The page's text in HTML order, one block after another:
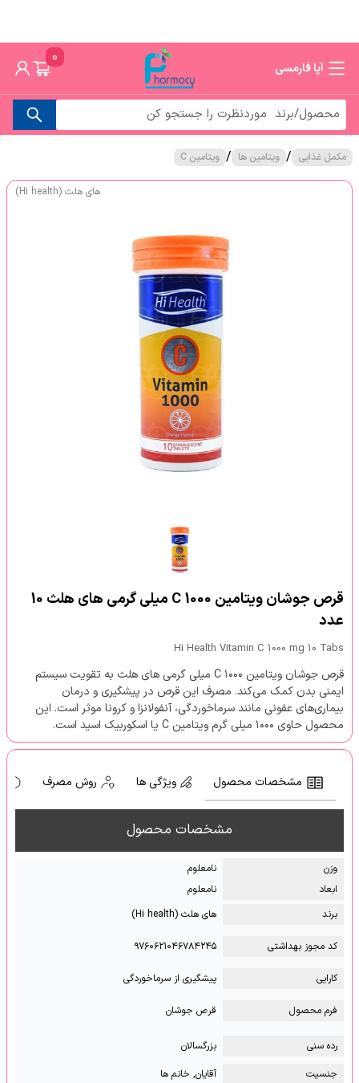
آپا فارمسی
0
مکمل غذایی / ویتامین ها / ویتامین C
های هلث (Hi health)
قرص جوشان ویتامین C 1000 میلی گرمی های هلث 10
عدد
Hi Health Vitamin C 1000 mg 10 Tabs
قرص جوشان ویتامین C ۱۰۰۰ میلی گرمی های هلث به تقویت سیستم
ایمنی بدن کمک می‌کند. مصرف این قرص در پیشگیری و درمان
بیماری‌های عفونی مانند سرماخوردگی، آنفولانزا و کرونا موثر است. این
محصول حاوی ۱۰۰۰ میلی گرم ویتامین C یا اسکوربیک اسید است.
مشخصات محصول ویژگی ها روش مصرف
مشخصات محصول
وزن
نامعلوم
ابعاد
نامعلوم
برند
های هلث (Hi health)
کد مجوز بهداشتی ۹۷۶۰۶۲۱۰۴۶۷۸۴۲۴۵
کارایی پیشگیری از سرماخوردگی
فرم محصول قرص جوشان
رده سنی
بزرگسالان
جنسیت
آقایان, خانم ها